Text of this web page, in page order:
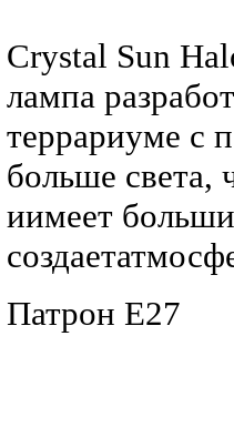
Crystal Sun
лампа
террариуме с
больше света,
иимеет
Патрон E27